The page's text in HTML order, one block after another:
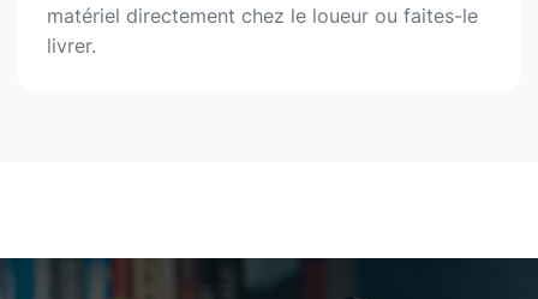
matériel directement chez le loueur ou faites-le
livrer.